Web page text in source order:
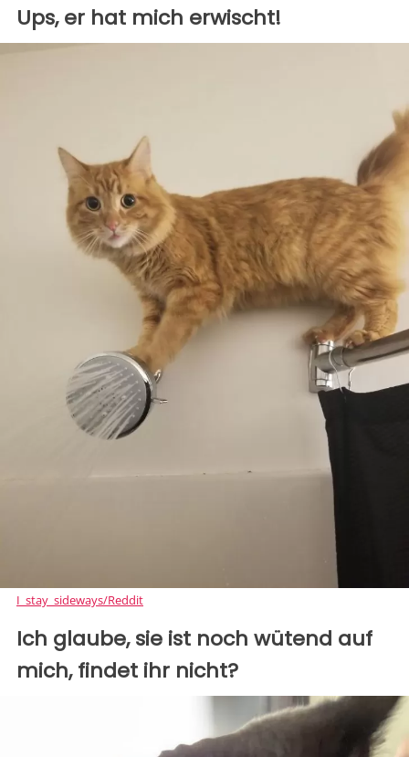
Ups, er hat mich erwischt!
I_stay_sideways/Reddit
Ich glaube, sie ist noch wütend auf
mich, findet ihr nicht?